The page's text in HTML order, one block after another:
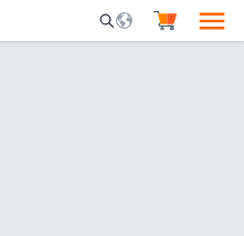
Mobile Search